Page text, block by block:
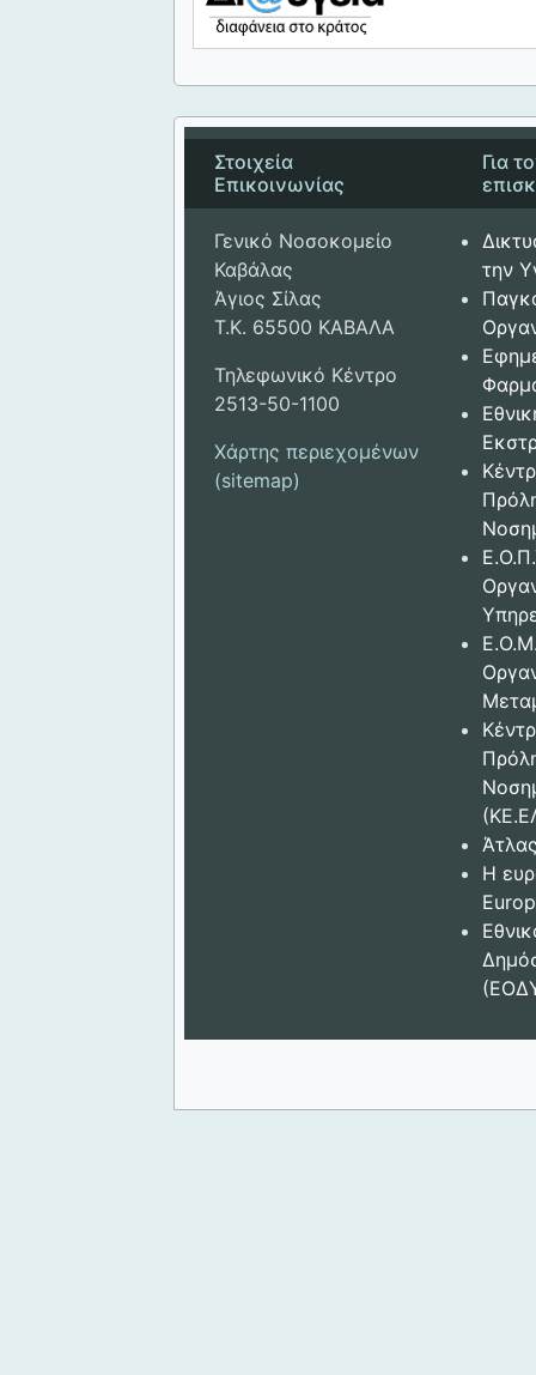
Στοιχεία
Επικοινωνίας
Γενικό Νοσοκομείο
Καβάλας
Άγιος Σίλας
Τ.Κ. 65500 ΚΑΒΑΛΑ
Τηλεφωνικό Κέντρο
2513-50-1100
Χάρτης περιεχομένων
(sitemap)
Για
την
Η